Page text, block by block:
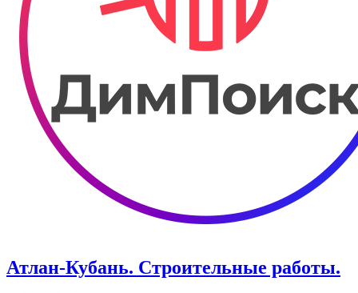
Атлан-Кубань. Строительные работы.